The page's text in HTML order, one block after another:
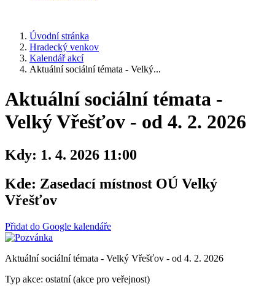
Úvodní stránka
Hradecký venkov
Kalendář akcí
Aktuální sociální témata - Velký...
Aktuální sociální témata -
Velký Vřešťov - od 4. 2. 2026
Kdy: 1. 4. 2026 11:00
Kde: Zasedací místnost OÚ Velký
Vřešťov
Přidat do Google kalendáře
Aktuální sociální témata - Velký Vřešťov - od 4. 2. 2026
Typ akce: ostatní (akce pro veřejnost)